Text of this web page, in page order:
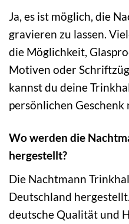
Ja, es ist möglich, die
gravieren zu lassen.
die Möglichkeit,
Motiven oder
kannst du deine
persönlichen Geschenk
Wo werden die
hergestellt?
Die Nachtmann
Deutschland
deutsche Qualität und